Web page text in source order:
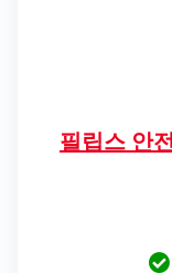
필립스 안